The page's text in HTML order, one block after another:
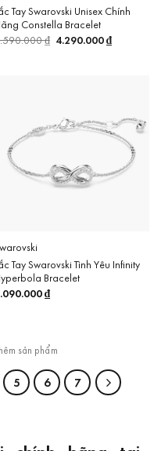
Tay Swarovski Unisex Chính
Constella Bracelet
₫ Giá
gốc
4.290.000₫Giá
hiện
Tay Swarovski Tình Yêu Infinity
Bracelet
₫
5 6 7